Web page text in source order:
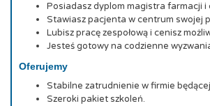
Posiadasz dyplom magistra farmacji
Stawiasz pacjenta w centrum swojej
Lubisz pracę zespołową i cenisz
Jesteś gotowy na codzienne
Oferujemy
Stabilne zatrudnienie w firmie
Szeroki pakiet szkoleń.